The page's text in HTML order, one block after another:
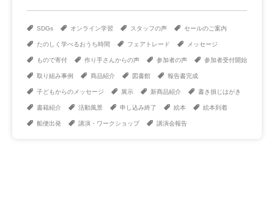
SDGs オンライン学習 スタッフの声 セールのご案内
たのしく学べるおうち時間 フェアトレード メッセージ
もので寄付 作り手さんからの声 参加者の声 参加者受付開始
取り組み事例 商品紹介 図書館 報告書完成
子どもからのメッセージ 展示 新商品紹介 書き損じはがき
書籍紹介 活動風景 申し込み終了 絵本 絵本到着
船便出発 講演・ワークショップ 講演会報告